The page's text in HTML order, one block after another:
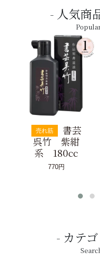
人気商
売れ筋
書芸
呉竹 紫紺
系 180cc
770円
カテ